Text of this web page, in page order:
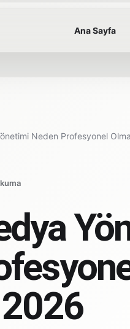
Ana Sayfa
Neden Profesyonel